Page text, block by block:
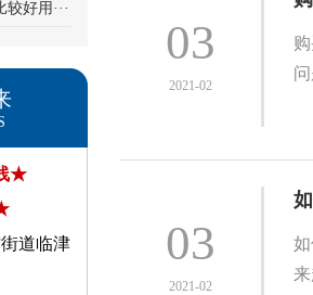
好用···
★
道临津
03
2021-02
03
2021-02